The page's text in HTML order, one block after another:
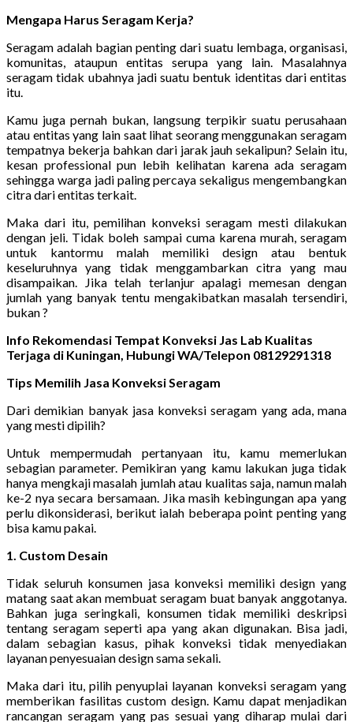
Mengapa Harus Seragam Kerja?
Seragam adalah bagian penting dari suatu lembaga, organisasi,
komunitas, ataupun entitas serupa yang lain. Masalahnya
seragam tidak ubahnya jadi suatu bentuk identitas dari entitas
itu.
Kamu juga pernah bukan, langsung terpikir suatu perusahaan
atau entitas yang lain saat lihat seorang menggunakan seragam
tempatnya bekerja bahkan dari jarak jauh sekalipun? Selain itu,
kesan professional pun lebih kelihatan karena ada seragam
sehingga warga jadi paling percaya sekaligus mengembangkan
citra dari entitas terkait.
Maka dari itu, pemilihan konveksi seragam mesti dilakukan
dengan jeli. Tidak boleh sampai cuma karena murah, seragam
untuk kantormu malah memiliki design atau bentuk
keseluruhnya yang tidak menggambarkan citra yang mau
disampaikan. Jika telah terlanjur apalagi memesan dengan
jumlah yang banyak tentu mengakibatkan masalah tersendiri,
bukan ?
Info Rekomendasi Tempat Konveksi Jas Lab Kualitas
Terjaga di Kuningan, Hubungi WA/Telepon 08129291318
Tips Memilih Jasa Konveksi Seragam
Dari demikian banyak jasa konveksi seragam yang ada, mana
yang mesti dipilih?
Untuk mempermudah pertanyaan itu, kamu memerlukan
sebagian parameter. Pemikiran yang kamu lakukan juga tidak
hanya mengkaji masalah jumlah atau kualitas saja, namun malah
ke-2 nya secara bersamaan. Jika masih kebingungan apa yang
perlu dikonsiderasi, berikut ialah beberapa point penting yang
bisa kamu pakai.
1. Custom Desain
Tidak seluruh konsumen jasa konveksi memiliki design yang
matang saat akan membuat seragam buat banyak anggotanya.
Bahkan juga seringkali, konsumen tidak memiliki deskripsi
tentang seragam seperti apa yang akan digunakan. Bisa jadi,
dalam sebagian kasus, pihak konveksi tidak menyediakan
layanan penyesuaian design sama sekali.
Maka dari itu, pilih penyuplai layanan konveksi seragam yang
memberikan fasilitas custom design. Kamu dapat menjadikan
rancangan seragam yang pas sesuai yang diharap mulai dari